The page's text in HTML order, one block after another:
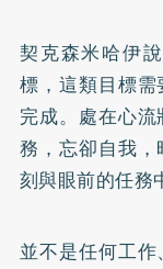
契克森米哈伊
標，這類目標
完成。處在心
務，忘卻自我
刻與眼前的任務
並不是任何工作